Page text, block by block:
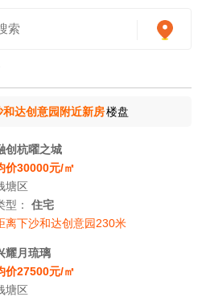
和达创意园附近新房楼盘
创杭曜之城
价30000元/㎡
塘区
型：住宅
离下沙和达创意园230米
耀月琉璃
价27500元/㎡
塘区